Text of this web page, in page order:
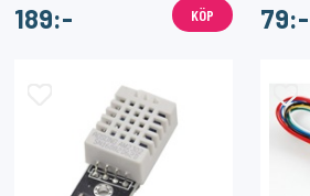
189:- KÖP 79:-